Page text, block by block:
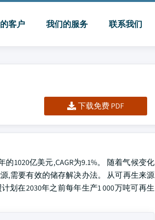
客户 我们的服务 联系我们
下载免费 PDF
1020亿美元,CAGR为9.1%。 随着气候变化
,需要有效的储存解决办法。 从可再生来源
划在2030年之前每年生产1 000万吨可再生